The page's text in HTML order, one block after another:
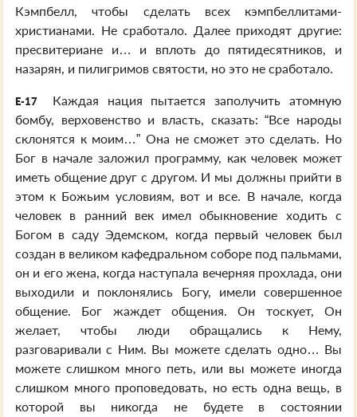
Кэмпбелл, чтобы сделать всех кэмпбеллитами-
христианами. Не сработало. Далее приходят другие:
пресвитериане и… и вплоть до пятидесятников, и
назарян, и пилигримов святости, но это не сработало.
E-17
Каждая нация пытается заполучить атомную
бомбу, верховенство и власть, сказать: “Все народы
склонятся к моим…” Она не сможет это сделать. Но
Бог в начале заложил программу, как человек может
иметь общение друг с другом. И мы должны прийти в
этом к Божьим условиям, вот и все. В начале, когда
человек в ранний век имел обыкновение ходить с
Богом в саду Эдемском, когда первый человек был
создан в великом кафедральном соборе под пальмами,
он и его жена, когда наступала вечерняя прохлада, они
выходили и поклонялись Богу, имели совершенное
общение. Бог жаждет общения. Он тоскует, Он
желает, чтобы люди обращались к Нему,
разговаривали с Ним. Вы можете сделать одно… Вы
можете слишком много петь, или вы можете иногда
слишком много проповедовать, но есть одна вещь, в
которой вы никогда не будете в состоянии